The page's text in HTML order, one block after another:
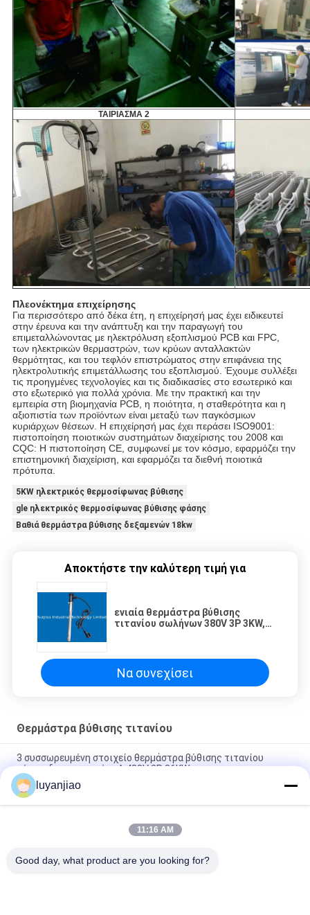
ΤΑΙΡΙΑΣΜΑ 2
Πλεονέκτημα επιχείρησης
Για περισσότερο από δέκα έτη, η επιχείρησή μας έχει ειδικευτεί
στην έρευνα και την ανάπτυξη και την παραγωγή του
επιμεταλλώνοντας με ηλεκτρόλυση εξοπλισμού PCB και FPC,
των ηλεκτρικών θερμαστρών, των κρύων ανταλλακτών
θερμότητας, και του τεφλόν επιστρώματος στην επιφάνεια της
ηλεκτρολυτικής επιμετάλλωσης του εξοπλισμού. Έχουμε συλλέξει
τις προηγμένες τεχνολογίες και τις διαδικασίες στο εσωτερικό και
στο εξωτερικό για πολλά χρόνια. Με την πρακτική και την
εμπειρία στη βιομηχανία PCB, η ποιότητα, η σταθερότητα και η
αξιοπιστία των προϊόντων είναι μεταξύ των παγκόσμιων
κυριάρχων θέσεων. Η επιχείρησή μας έχει περάσει ISO9001:
πιστοποίηση ποιοτικών συστημάτων διαχείρισης του 2008 και
CQC: Η πιστοποίηση CE, συμφωνεί με τον κόσμο, εφαρμόζει την
επιστημονική διαχείριση, και εφαρμόζει τα διεθνή ποιοτικά
πρότυπα.
5KW ηλεκτρικός θερμοσίφωνας βύθισης
gle ηλεκτρικός θερμοσίφωνας βύθισης φάσης
Βαθιά θερμάστρα βύθισης δεξαμενών 18kw
Αποκτήστε την καλύτερη τιμή για
ενιαία θερμάστρα βύθισης
τιτανίου σωλήνων 380V 3P 3KW,
Να συνεχίσει
Θερμάστρα βύθισης τιτανίου
3 συσσωρευμένη στοιχείο θερμάστρα βύθισης τιτανίου
τύπων διαμορφωμένη Λ 480V 3P 36KW
220V ηλεκτρικός θερμοσίφωνας βύθισης ενιαίας φάσης,
θερμάστρα βύθισης 5KW
ενιαία θερμάστρα βύθισης τιτανίου σωλήνων 380V 3P 3KW,
luyanjiao
11:16 AM
Good day, what product are you looking for?